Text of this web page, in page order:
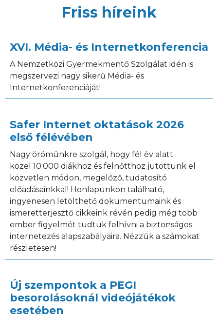
Friss híreink
XVI. Média- és Internetkonferencia
A Nemzetközi Gyermekmentő Szolgálat idén is
megszervezi nagy sikerű Média- és
Internetkonferenciáját!
Safer Internet oktatások 2026
első félévében
Nagy örömünkre szolgál, hogy fél év alatt
közel 10.000 diákhoz és felnőtthöz jutottunk el
közvetlen módon, megelőző, tudatosító
előadásainkkal! Honlapunkon található,
ingyenesen letölthető dokumentumaink és
ismeretterjesztő cikkeink révén pedig még több
ember figyelmét tudtuk felhívni a biztonságos
internetezés alapszabályaira. Nézzük a számokat
részletesen!
Új szempontok a PEGI
besorolásoknál videójátékok
esetében